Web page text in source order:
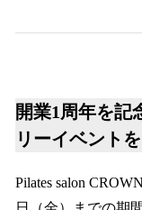
開業1周年を記
リーイベント
Pilates salon